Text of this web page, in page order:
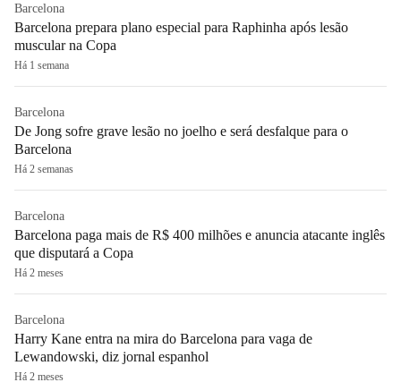
Barcelona
Barcelona prepara plano especial para Raphinha após lesão
muscular na Copa
Há 1 semana
Barcelona
De Jong sofre grave lesão no joelho e será desfalque para o
Barcelona
Há 2 semanas
Barcelona
Barcelona paga mais de R$ 400 milhões e anuncia atacante inglês
que disputará a Copa
Há 2 meses
Barcelona
Harry Kane entra na mira do Barcelona para vaga de
Lewandowski, diz jornal espanhol
Há 2 meses